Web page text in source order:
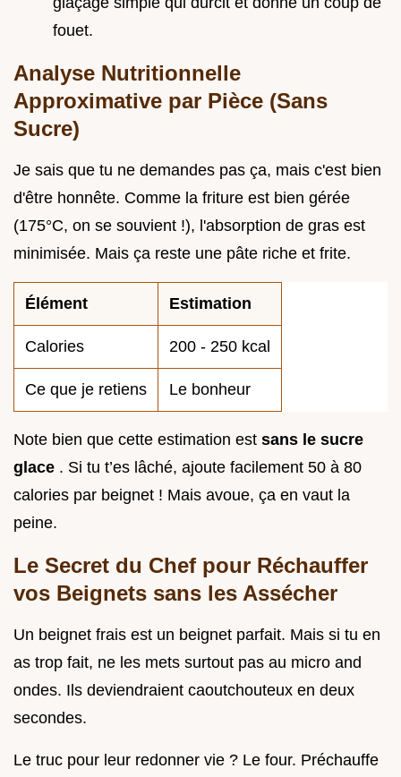
fouet.
Analyse Nutritionnelle
Approximative par Pièce (Sans
Sucre)
Je sais que tu ne demandes pas ça, mais c'est bien
d'être honnête. Comme la friture est bien gérée
(175°C, on se souvient !), l'absorption de gras est
minimisée. Mais ça reste une pâte riche et frite.
Élément Estimation
Calories 200 - 250 kcal
Ce que je retiens Le bonheur
Note bien que cette estimation est sans le sucre
glace . Si tu t’es lâché, ajoute facilement 50 à 80
calories par beignet ! Mais avoue, ça en vaut la
peine.
Le Secret du Chef pour Réchauffer
vos Beignets sans les Assécher
Un beignet frais est un beignet parfait. Mais si tu en
as trop fait, ne les mets surtout pas au micro and
ondes. Ils deviendraient caoutchouteux en deux
secondes.
Le truc pour leur redonner vie ? Le four. Préchauffe